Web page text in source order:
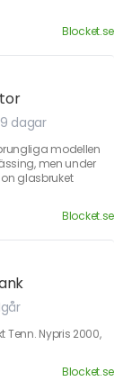
Blocket.se
dagar
modellen
men under
glasbruket
Blocket.se
Nypris 2000,
Blocket.se